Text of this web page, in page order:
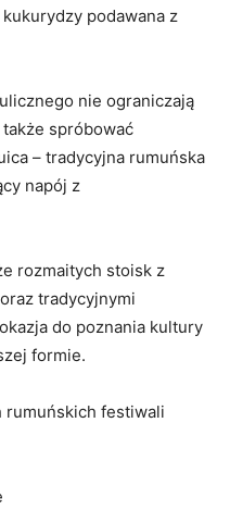
podawana z
⁢nie ograniczają‍
spróbować
– ‍tradycyjna rumuńska
napój z
rozmaitych ⁢stoisk z
tradycyjnymi
do ‌poznania⁤ kultury
formie.
rumuńskich festiwali